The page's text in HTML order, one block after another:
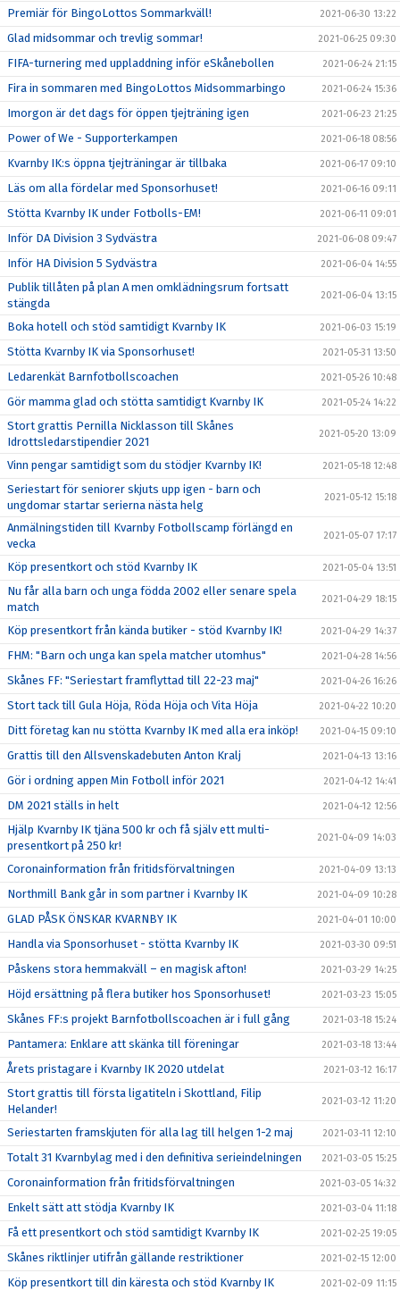
Premiär för BingoLottos Sommarkväll! 2021-06-30 13:22
Glad midsommar och trevlig sommar! 2021-06-25 09:30
FIFA-turnering med uppladdning inför eSkånebollen 2021-06-24 21:15
Fira in sommaren med BingoLottos Midsommarbingo 2021-06-24 15:36
Imorgon är det dags för öppen tjejträning igen 2021-06-23 21:25
Power of We - Supporterkampen 2021-06-18 08:56
Kvarnby IK:s öppna tjejträningar är tillbaka 2021-06-17 09:10
Läs om alla fördelar med Sponsorhuset! 2021-06-16 09:11
Stötta Kvarnby IK under Fotbolls-EM! 2021-06-11 09:01
Inför DA Division 3 Sydvästra 2021-06-08 09:47
Inför HA Division 5 Sydvästra 2021-06-04 14:55
Publik tillåten på plan A men omklädningsrum fortsatt
stängda
2021-06-04 13:15
Boka hotell och stöd samtidigt Kvarnby IK 2021-06-03 15:19
Stötta Kvarnby IK via Sponsorhuset! 2021-05-31 13:50
Ledarenkät Barnfotbollscoachen 2021-05-26 10:48
Gör mamma glad och stötta samtidigt Kvarnby IK 2021-05-24 14:22
Stort grattis Pernilla Nicklasson till Skånes
Idrottsledarstipendier 2021
2021-05-20 13:09
Vinn pengar samtidigt som du stödjer Kvarnby IK! 2021-05-18 12:48
Seriestart för seniorer skjuts upp igen - barn och
ungdomar startar serierna nästa helg
2021-05-12 15:18
Anmälningstiden till Kvarnby Fotbollscamp förlängd en
vecka
2021-05-07 17:17
Köp presentkort och stöd Kvarnby IK 2021-05-04 13:51
Nu får alla barn och unga födda 2002 eller senare spela
match
2021-04-29 18:15
Köp presentkort från kända butiker - stöd Kvarnby IK! 2021-04-29 14:37
FHM: "Barn och unga kan spela matcher utomhus" 2021-04-28 14:56
Skånes FF: "Seriestart framflyttad till 22-23 maj" 2021-04-26 16:26
Stort tack till Gula Höja, Röda Höja och Vita Höja 2021-04-22 10:20
Ditt företag kan nu stötta Kvarnby IK med alla era inköp! 2021-04-15 09:10
Grattis till den Allsvenskadebuten Anton Kralj 2021-04-13 13:16
Gör i ordning appen Min Fotboll inför 2021 2021-04-12 14:41
DM 2021 ställs in helt 2021-04-12 12:56
Hjälp Kvarnby IK tjäna 500 kr och få själv ett multi-
presentkort på 250 kr!
2021-04-09 14:03
Coronainformation från fritidsförvaltningen 2021-04-09 13:13
Northmill Bank går in som partner i Kvarnby IK 2021-04-09 10:28
GLAD PÅSK ÖNSKAR KVARNBY IK 2021-04-01 10:00
Handla via Sponsorhuset - stötta Kvarnby IK 2021-03-30 09:51
Påskens stora hemmakväll – en magisk afton! 2021-03-29 14:25
Höjd ersättning på flera butiker hos Sponsorhuset! 2021-03-23 15:05
Skånes FF:s projekt Barnfotbollscoachen är i full gång 2021-03-18 15:24
Pantamera: Enklare att skänka till föreningar 2021-03-18 13:44
Årets pristagare i Kvarnby IK 2020 utdelat 2021-03-12 16:17
Stort grattis till första ligatiteln i Skottland, Filip
Helander!
2021-03-12 11:20
Seriestarten framskjuten för alla lag till helgen 1-2 maj 2021-03-11 12:10
Totalt 31 Kvarnbylag med i den definitiva serieindelningen 2021-03-05 15:25
Coronainformation från fritidsförvaltningen 2021-03-05 14:32
Enkelt sätt att stödja Kvarnby IK 2021-03-04 11:18
Få ett presentkort och stöd samtidigt Kvarnby IK 2021-02-25 19:05
Skånes riktlinjer utifrån gällande restriktioner 2021-02-15 12:00
Köp presentkort till din käresta och stöd Kvarnby IK 2021-02-09 11:15